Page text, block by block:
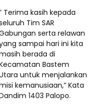
Terima kasih kepada
Tim SAR
serta relawan
sampai hari ini kita
berada di
Bastem
untuk menjalankan
kemanusiaan,” Kata
1403 Palopo.